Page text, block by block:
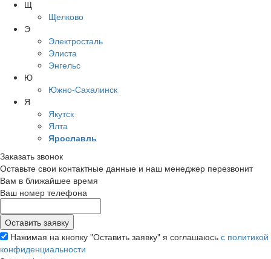
Щ
Щелково
Э
Электросталь
Элиста
Энгельс
Ю
Южно-Сахалинск
Я
Якутск
Ялта
Ярославль
Заказать звонок
Оставьте свои контактные данные и наш менеджер перезвонит
Вам в ближайшее время
Ваш номер телефона
Нажимая на кнопку "Оставить заявку" я соглашаюсь с политикой
конфиденциальности